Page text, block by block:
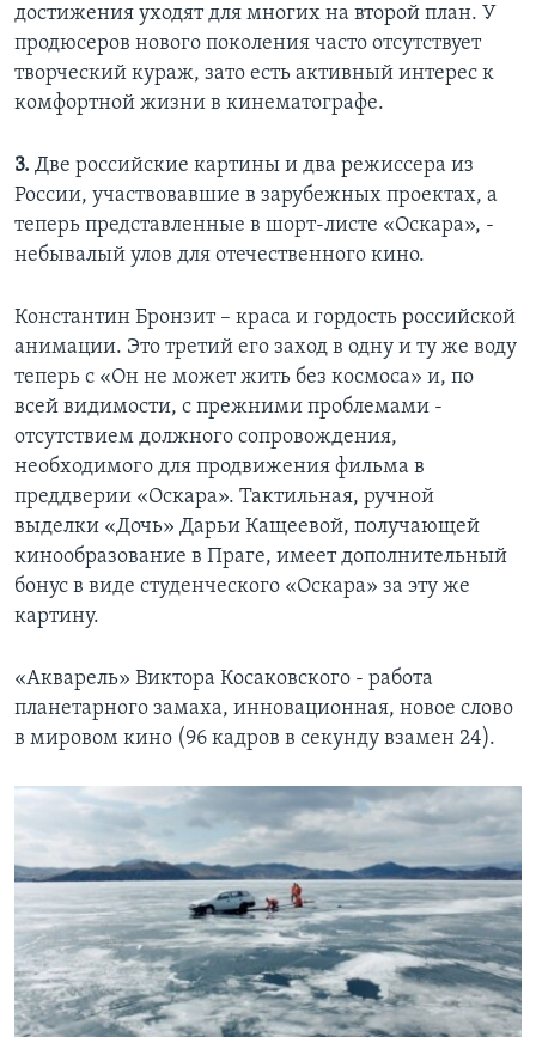
достижения уходят для многих на второй план. У
продюсеров нового поколения часто отсутствует
творческий кураж, зато есть активный интерес к
комфортной жизни в кинематографе.
3. Две российские картины и два режиссера из
России, участвовавшие в зарубежных проектах, а
теперь представленные в шорт-листе «Оскара», -
небывалый улов для отечественного кино.
Константин Бронзит – краса и гордость российской
анимации. Это третий его заход в одну и ту же воду
теперь с «Он не может жить без космоса» и, по
всей видимости, с прежними проблемами -
отсутствием должного сопровождения,
необходимого для продвижения фильма в
преддверии «Оскара». Тактильная, ручной
выделки «Дочь» Дарьи Кащеевой, получающей
кинообразование в Праге, имеет дополнительный
бонус в виде студенческого «Оскара» за эту же
картину.
«Акварель» Виктора Косаковского - работа
планетарного замаха, инновационная, новое слово
в мировом кино (96 кадров в секунду взамен 24).